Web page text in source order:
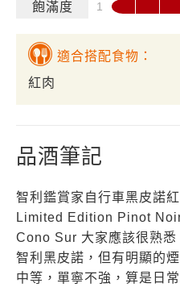
飽滿度
適合搭配食物：
紅肉
品酒筆記
智利鑑賞家自行車黑皮諾
Limited Edition Pinot
Cono Sur 大家應該很熟
智利黑皮諾，但有明顯的
中等，單寧不強，算是日